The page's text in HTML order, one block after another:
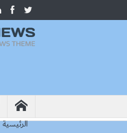
الرئيسية